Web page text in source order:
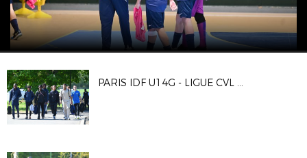
PARIS IDF U14G - LIGUE CVL U15G